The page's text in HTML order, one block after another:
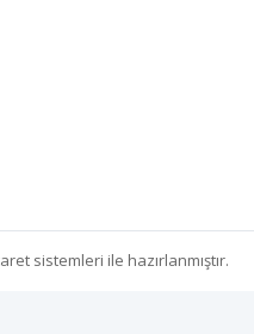
sistemleri ile hazırlanmıştır.